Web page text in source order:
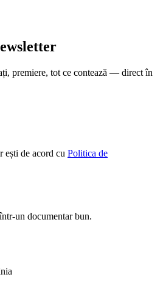
premiere, tot ce contează — direct în
ești de acord cu Politica de
un documentar bun.